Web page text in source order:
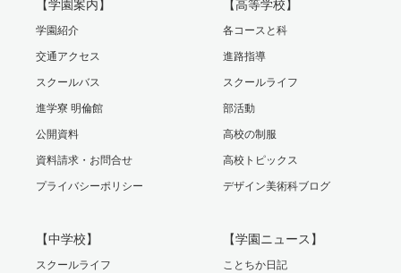
【学園案内】
学園紹介
交通アクセス
スクールバス
進学寮 明倫館
公開資料
資料請求・お問合せ
プライバシーポリシー
【高等学校】
各コースと科
進路指導
スクールライフ
部活動
高校の制服
高校トピックス
デザイン美術科ブログ
【中学校】
スクールライフ
【学園ニュース】
ことちか日記